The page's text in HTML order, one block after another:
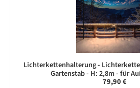
Lichterkettenhalterung -
Gartenstab - H: 2,8m - für
Regulärer
79,90 €